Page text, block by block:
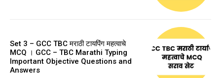
Set 3 – GCC TBC मराठी टायपिंग महत्वाचे
MCQ । GCC – TBC Marathi Typing
Important Objective Questions and
Answers